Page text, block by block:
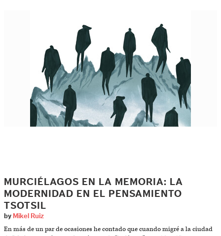
MURCIÉLAGOS EN LA MEMORIA: LA
MODERNIDAD EN EL PENSAMIENTO
TSOTSIL
by Mikel Ruiz
En más de un par de ocasiones he contado que cuando migré a la ciudad